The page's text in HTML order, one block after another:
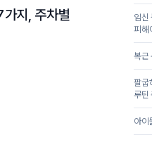
지, 주차별
임신
피해
복근
팔굽
루틴
아이